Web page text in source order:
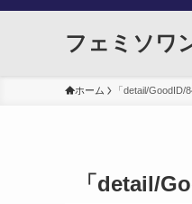
フェミソワ
ホーム 「detail/
「detail/